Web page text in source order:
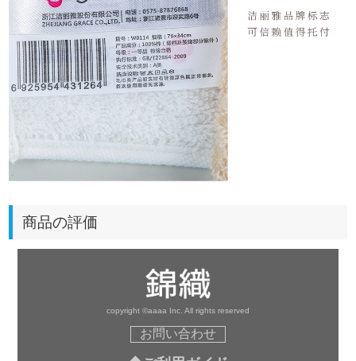
商品の評価
copyright ©aaaa Inc. All rights reserved
お問い合わせ